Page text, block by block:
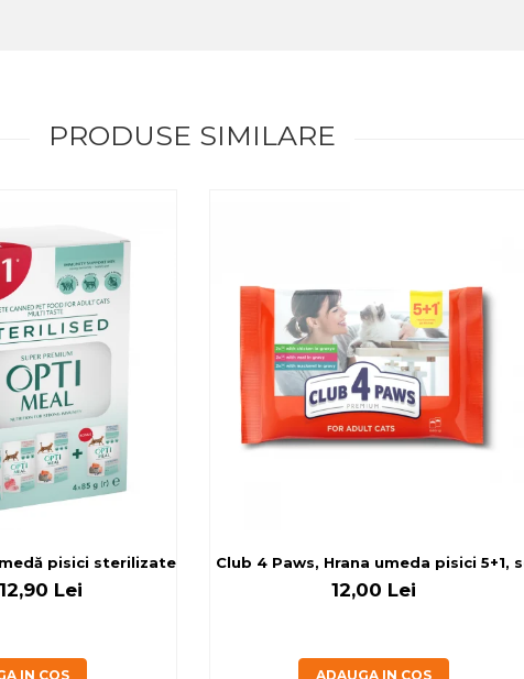
PRODUSE SIMILARE
si pui in sos, set 3+1, 4*0,085kg
pisici sterilizate, diferite arome, (3+1), 0.34kg
12,90 Lei
IN COS
Club 4 Paws, Hrana umeda pisici 5+1,
12,00 Lei
ADAUGA IN COS